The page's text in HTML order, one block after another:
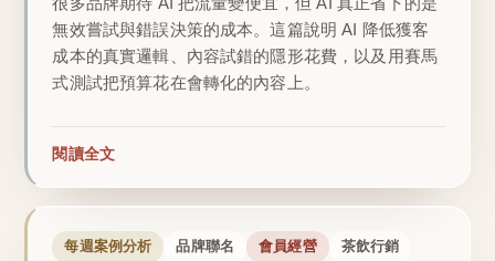
無效嘗試與錯誤決策的成本。這篇說明 AI 降低獲客
成本的真實邏輯、內容試錯的隱形花費，以及用賽馬
式測試把預算花在會轉化的內容上。
閱讀全文
每週案例分析 品牌聯名 會員經營 茶飲行銷